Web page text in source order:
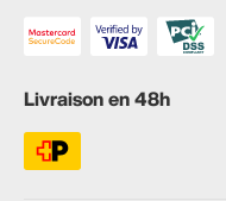
Livraison en 48h